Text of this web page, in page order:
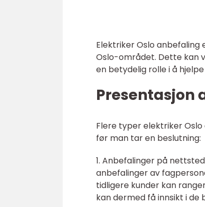
Elektriker Oslo
Oslo-området. Dette kan
en betydelig rolle i å
Presentasjon
Flere typer elektriker
før man tar en beslutning:
1. Anbefalinger på
anbefalinger av
tidligere kunder kan
kan dermed få innsikt i